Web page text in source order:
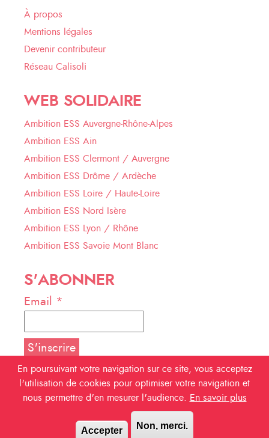
À propos
Mentions légales
Devenir contributeur
Réseau Calisoli
WEB SOLIDAIRE
Ambition ESS Auvergne-Rhône-Alpes
Ambition ESS Ain
Ambition ESS Clermont / Auvergne
Ambition ESS Drôme / Ardèche
Ambition ESS Loire / Haute-Loire
Ambition ESS Nord Isère
Ambition ESS Lyon / Rhône
Ambition ESS Savoie Mont Blanc
S'ABONNER
Email *
NOUS SUIVRE
En poursuivant votre navigation sur ce site, vous acceptez
l'utilisation de cookies pour optimiser votre navigation et
nous permettre d'en mesurer l'audience.
En savoir plus
Accepter Non, merci.